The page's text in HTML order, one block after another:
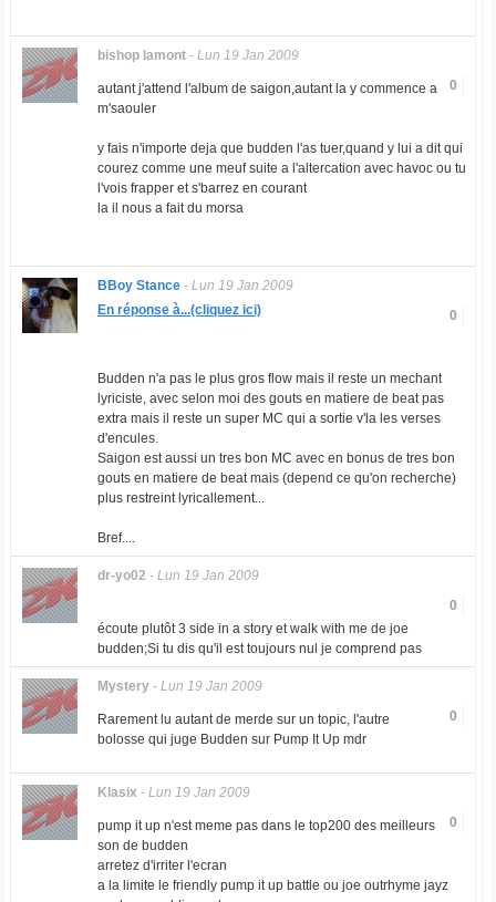
bishop lamont- Lun 19 Jan 2009
0
autant j'attend l'album de saigon,autant la y commence a
m'saouler
y fais n'importe deja que budden l'as tuer,quand y lui a dit qui
courez comme une meuf suite a l'altercation avec havoc ou tu
l'vois frapper et s'barrez en courant
la il nous a fait du morsa
BBoy Stance- Lun 19 Jan 2009
0
En réponse à...(cliquez ici)
Budden n'a pas le plus gros flow mais il reste un mechant
lyriciste, avec selon moi des gouts en matiere de beat pas
extra mais il reste un super MC qui a sortie v'la les verses
d'encules.
Saigon est aussi un tres bon MC avec en bonus de tres bon
gouts en matiere de beat mais (depend ce qu'on recherche)
plus restreint lyricallement...
Bref....
dr-yo02 - Lun 19 Jan 2009
0
écoute plutôt 3 side in a story et walk with me de joe
budden;Si tu dis qu'il est toujours nul je comprend pas
Mystery- Lun 19 Jan 2009
0
Rarement lu autant de merde sur un topic, l'autre
bolosse qui juge Budden sur Pump It Up mdr
Klasix - Lun 19 Jan 2009
0
pump it up n'est meme pas dans le top200 des meilleurs
son de budden
arretez d'irriter l'ecran
a la limite le friendly pump it up battle ou joe outrhyme jayz